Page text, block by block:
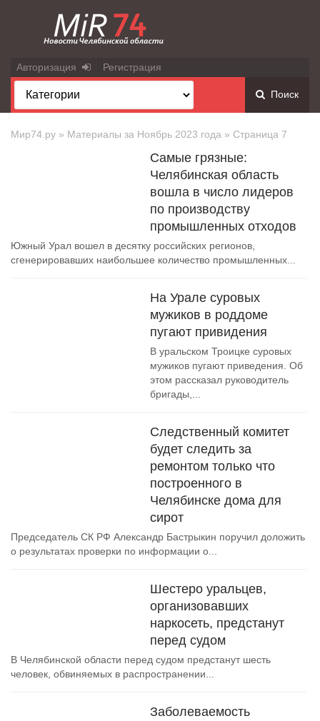
Авторизация Регистрация
Поиск
Мир74.ру » Материалы за Ноябрь 2023 года » Страница 7
Самые грязные:
Челябинская область
вошла в число лидеров
по производству
промышленных отходов
Южный Урал вошел в десятку российских регионов,
сгенерировавших наибольшее количество промышленных...
На Урале суровых
мужиков в роддоме
пугают привидения
В уральском Троицке суровых
мужиков пугают приведения. Об
этом рассказал руководитель
бригады,...
Следственный комитет
будет следить за
ремонтом только что
построенного в
Челябинске дома для
сирот
Председатель СК РФ Александр Бастрыкин поручил доложить
о результатах проверки по информации о...
Шестеро уральцев,
организовавших
наркосеть, предстанут
перед судом
В Челябинской области перед судом предстанут шесть
человек, обвиняемых в распространении...
Заболеваемость